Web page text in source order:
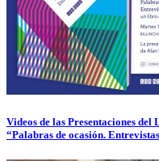
Videos de las Presentaciones
“Palabras de ocasión.